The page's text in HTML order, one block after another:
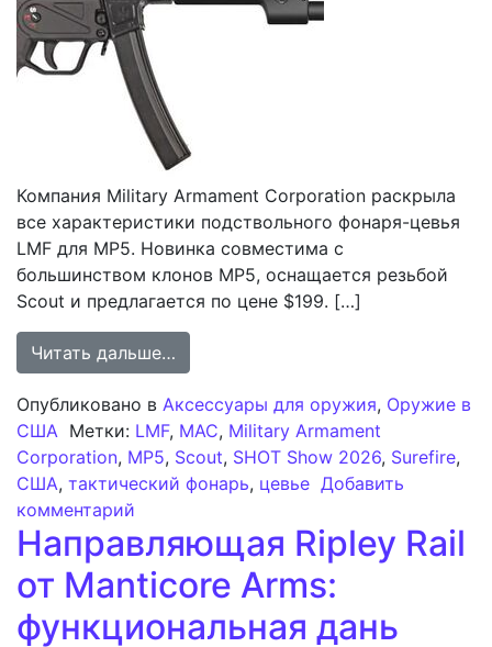
Компания Military Armament Corporation раскрыла
все характеристики подствольного фонаря-цевья
LMF для MP5. Новинка совместима с
большинством клонов MP5, оснащается резьбой
Scout и предлагается по цене $199. […]
Читать дальше…
Опубликовано в Аксессуары для оружия, Оружие в
США Метки: LMF, MAC, Military Armament
Corporation, MP5, Scout, SHOT Show 2026, Surefire,
США, тактический фонарь, цевье Добавить
комментарий
Направляющая Ripley Rail
от Manticore Arms:
функциональная дань